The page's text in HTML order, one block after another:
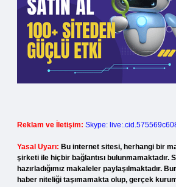
Reklam ve İletişim: Skype:
Yasal Uyarı: Bu internet sitesi, herhangi bir
şirketi ile hiçbir bağlantısı bulunmamaktadır.
hazırladığımız makaleler paylaşılmaktadır.
haber niteliği taşımamakta olup, gerçek